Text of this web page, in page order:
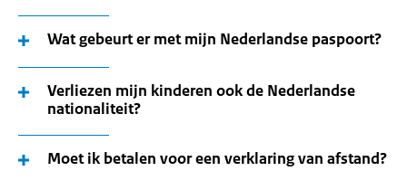
Wat gebeurt er met mijn Nederlandse paspoort?
Verliezen mijn kinderen ook de Nederlandse
nationaliteit?
Moet ik betalen voor een verklaring van afstand?